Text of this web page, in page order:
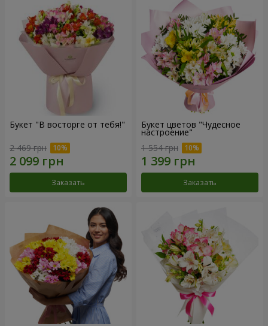
Букет "В восторге от тебя!"
2 469 грн
Заказать
Букет цветов "Чудесное
настроение"
1 554 грн
Заказать